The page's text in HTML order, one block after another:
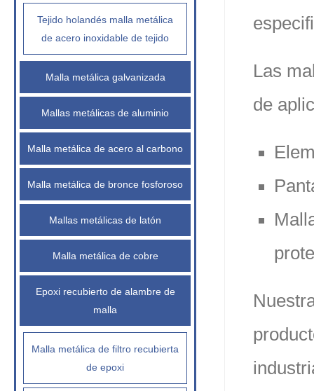
Las
de
Tejido holandés malla metálica
de acero inoxidable de tejido
Malla metálica galvanizada
Mallas metálicas de aluminio
Malla metálica de acero al carbono
Malla metálica de bronce fosforoso
Mallas metálicas de latón
Malla metálica de cobre
Epoxi recubierto de alambre de
malla
Malla metálica de filtro recubierta
de epoxi